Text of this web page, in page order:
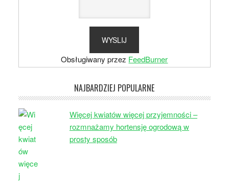
Obsługiwany przez FeedBurner
NAJBARDZIEJ POPULARNE
Więcej kwiatów więcej przyjemności –
rozmnażamy hortensję ogrodową w
prosty sposób